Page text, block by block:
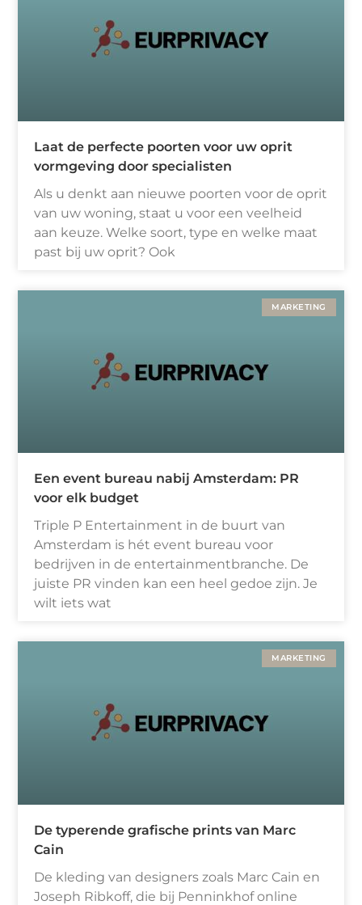
Laat de perfecte poorten voor uw oprit
vormgeving door specialisten
Als u denkt aan nieuwe poorten voor de oprit
van uw woning, staat u voor een veelheid
aan keuze. Welke soort, type en welke maat
past bij uw oprit? Ook
MARKETING
Een event bureau nabij Amsterdam: PR
voor elk budget
Triple P Entertainment in de buurt van
Amsterdam is hét event bureau voor
bedrijven in de entertainmentbranche. De
juiste PR vinden kan een heel gedoe zijn. Je
wilt iets wat
MARKETING
De typerende grafische prints van Marc
Cain
De kleding van designers zoals Marc Cain en
Joseph Ribkoff, die bij Penninkhof online